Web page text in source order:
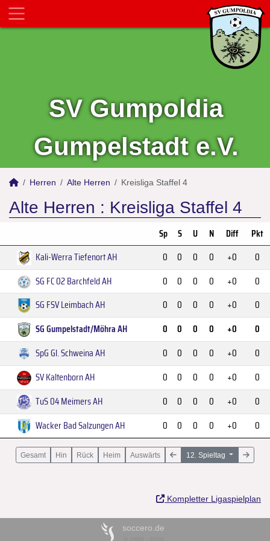
SV Gumpoldia
Gumpelstadt e.V.
Herren Alte Herren Kreisliga Staffel 4
Alte Herren : Kreisliga Staffel 4
Sp S U N Diff
Pkt
Kali-Werra Tiefenort AH
0 0 0 0 +0
0
SG FC 02 Barchfeld AH
0 0 0 0 +0
0
SG FSV Leimbach AH
0 0 0 0 +0
0
SG Gumpelstadt/Möhra AH
0 0 0 0 +0
0
SpG Gl. Schweina AH
0 0 0 0 +0
0
SV Kaltenborn AH
0 0 0 0 +0
0
TuS 04 Meimers AH
0 0 0 0 +0
0
Wacker Bad Salzungen AH
0 0 0 0 +0 0
Gesamt Hin Rück Heim Auswärts 12. Spieltag
Kompletter Ligaspielplan
soccero.de